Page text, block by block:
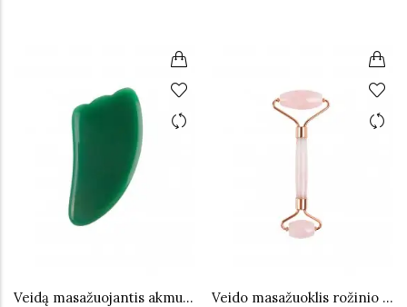
Veidą masažuojantis akmuo žalio Nefrito Jade
Veido masažuoklis rožinio kvarco Jade